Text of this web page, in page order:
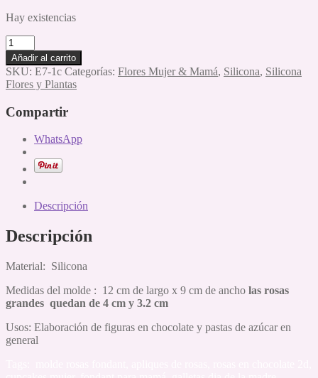
Hay existencias
Molde
Silicona
Rosas
y
tallos
cantidad
Añadir al carrito
SKU: E7-1c Categorías: Flores Mujer & Mamá, Silicona, Silicona
Flores y Plantas
Compartir
WhatsApp
Descripción
Descripción
Material: Silicona
Medidas del molde : 12 cm de largo x 9 cm de ancho las rosas
grandes quedan de 4 cm y 3.2 cm
Usos: Elaboración de figuras en chocolate y pastas de azúcar en
general